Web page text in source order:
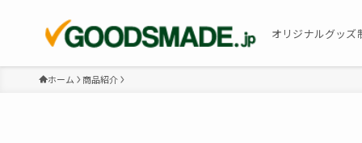
オリジナルグッズ
ホーム 商品紹介